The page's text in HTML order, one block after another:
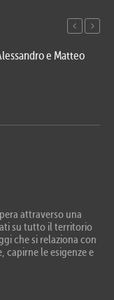
e Matteo
attraverso una
su tutto il territorio
che si relaziona con
capirne le esigenze e